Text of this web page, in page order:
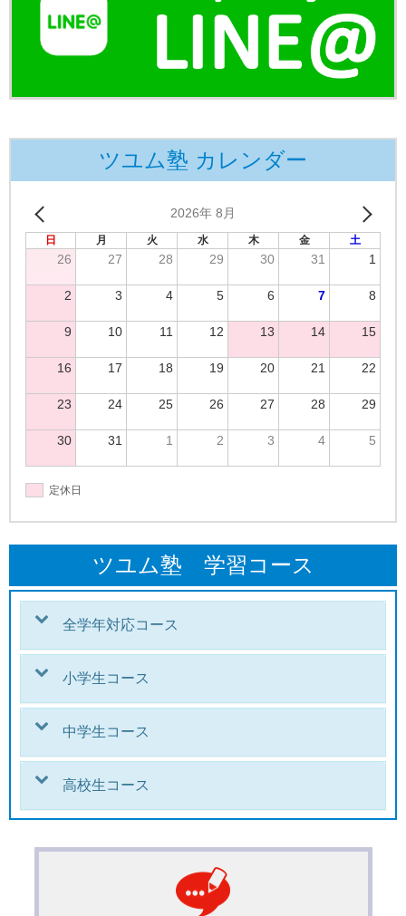
ツユム塾 カレンダー
2026年 8月
日 月 火 水 木 金 土
26 27 28 29 30 31 1
2 3 4 5 6 7 8
9 10 11 12 13 14 15
16 17 18 19 20 21 22
23 24 25 26 27 28 29
30 31 1 2 3 4 5
定休日
ツユム塾 学習コース
全学年対応コース
小学生コース
中学生コース
高校生コース